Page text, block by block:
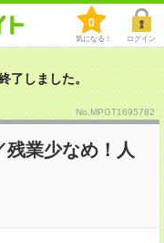
0
気になる！ ログイン
了しました。
No.MPGT1695782
残業少なめ！人